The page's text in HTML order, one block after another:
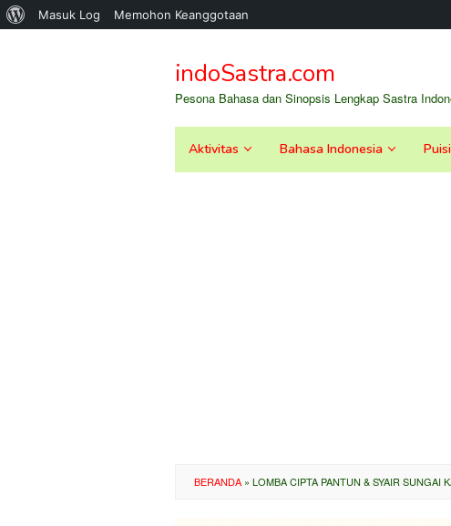
Tentang
Masuk Log Memohon Keanggotaan
kontenindoSastra.com
Pesona Bahasa dan Sinopsis Lengkap Sastra
Aktivitas Bahasa Indonesia
BERANDA » LOMBA CIPTA PANTUN & SYAIR SUNGAI